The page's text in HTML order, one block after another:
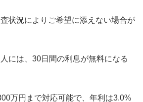
状況によりご希望に添えない場合が
には、30日間の利息が無料になる
万円まで対応可能で、年利は3.0%